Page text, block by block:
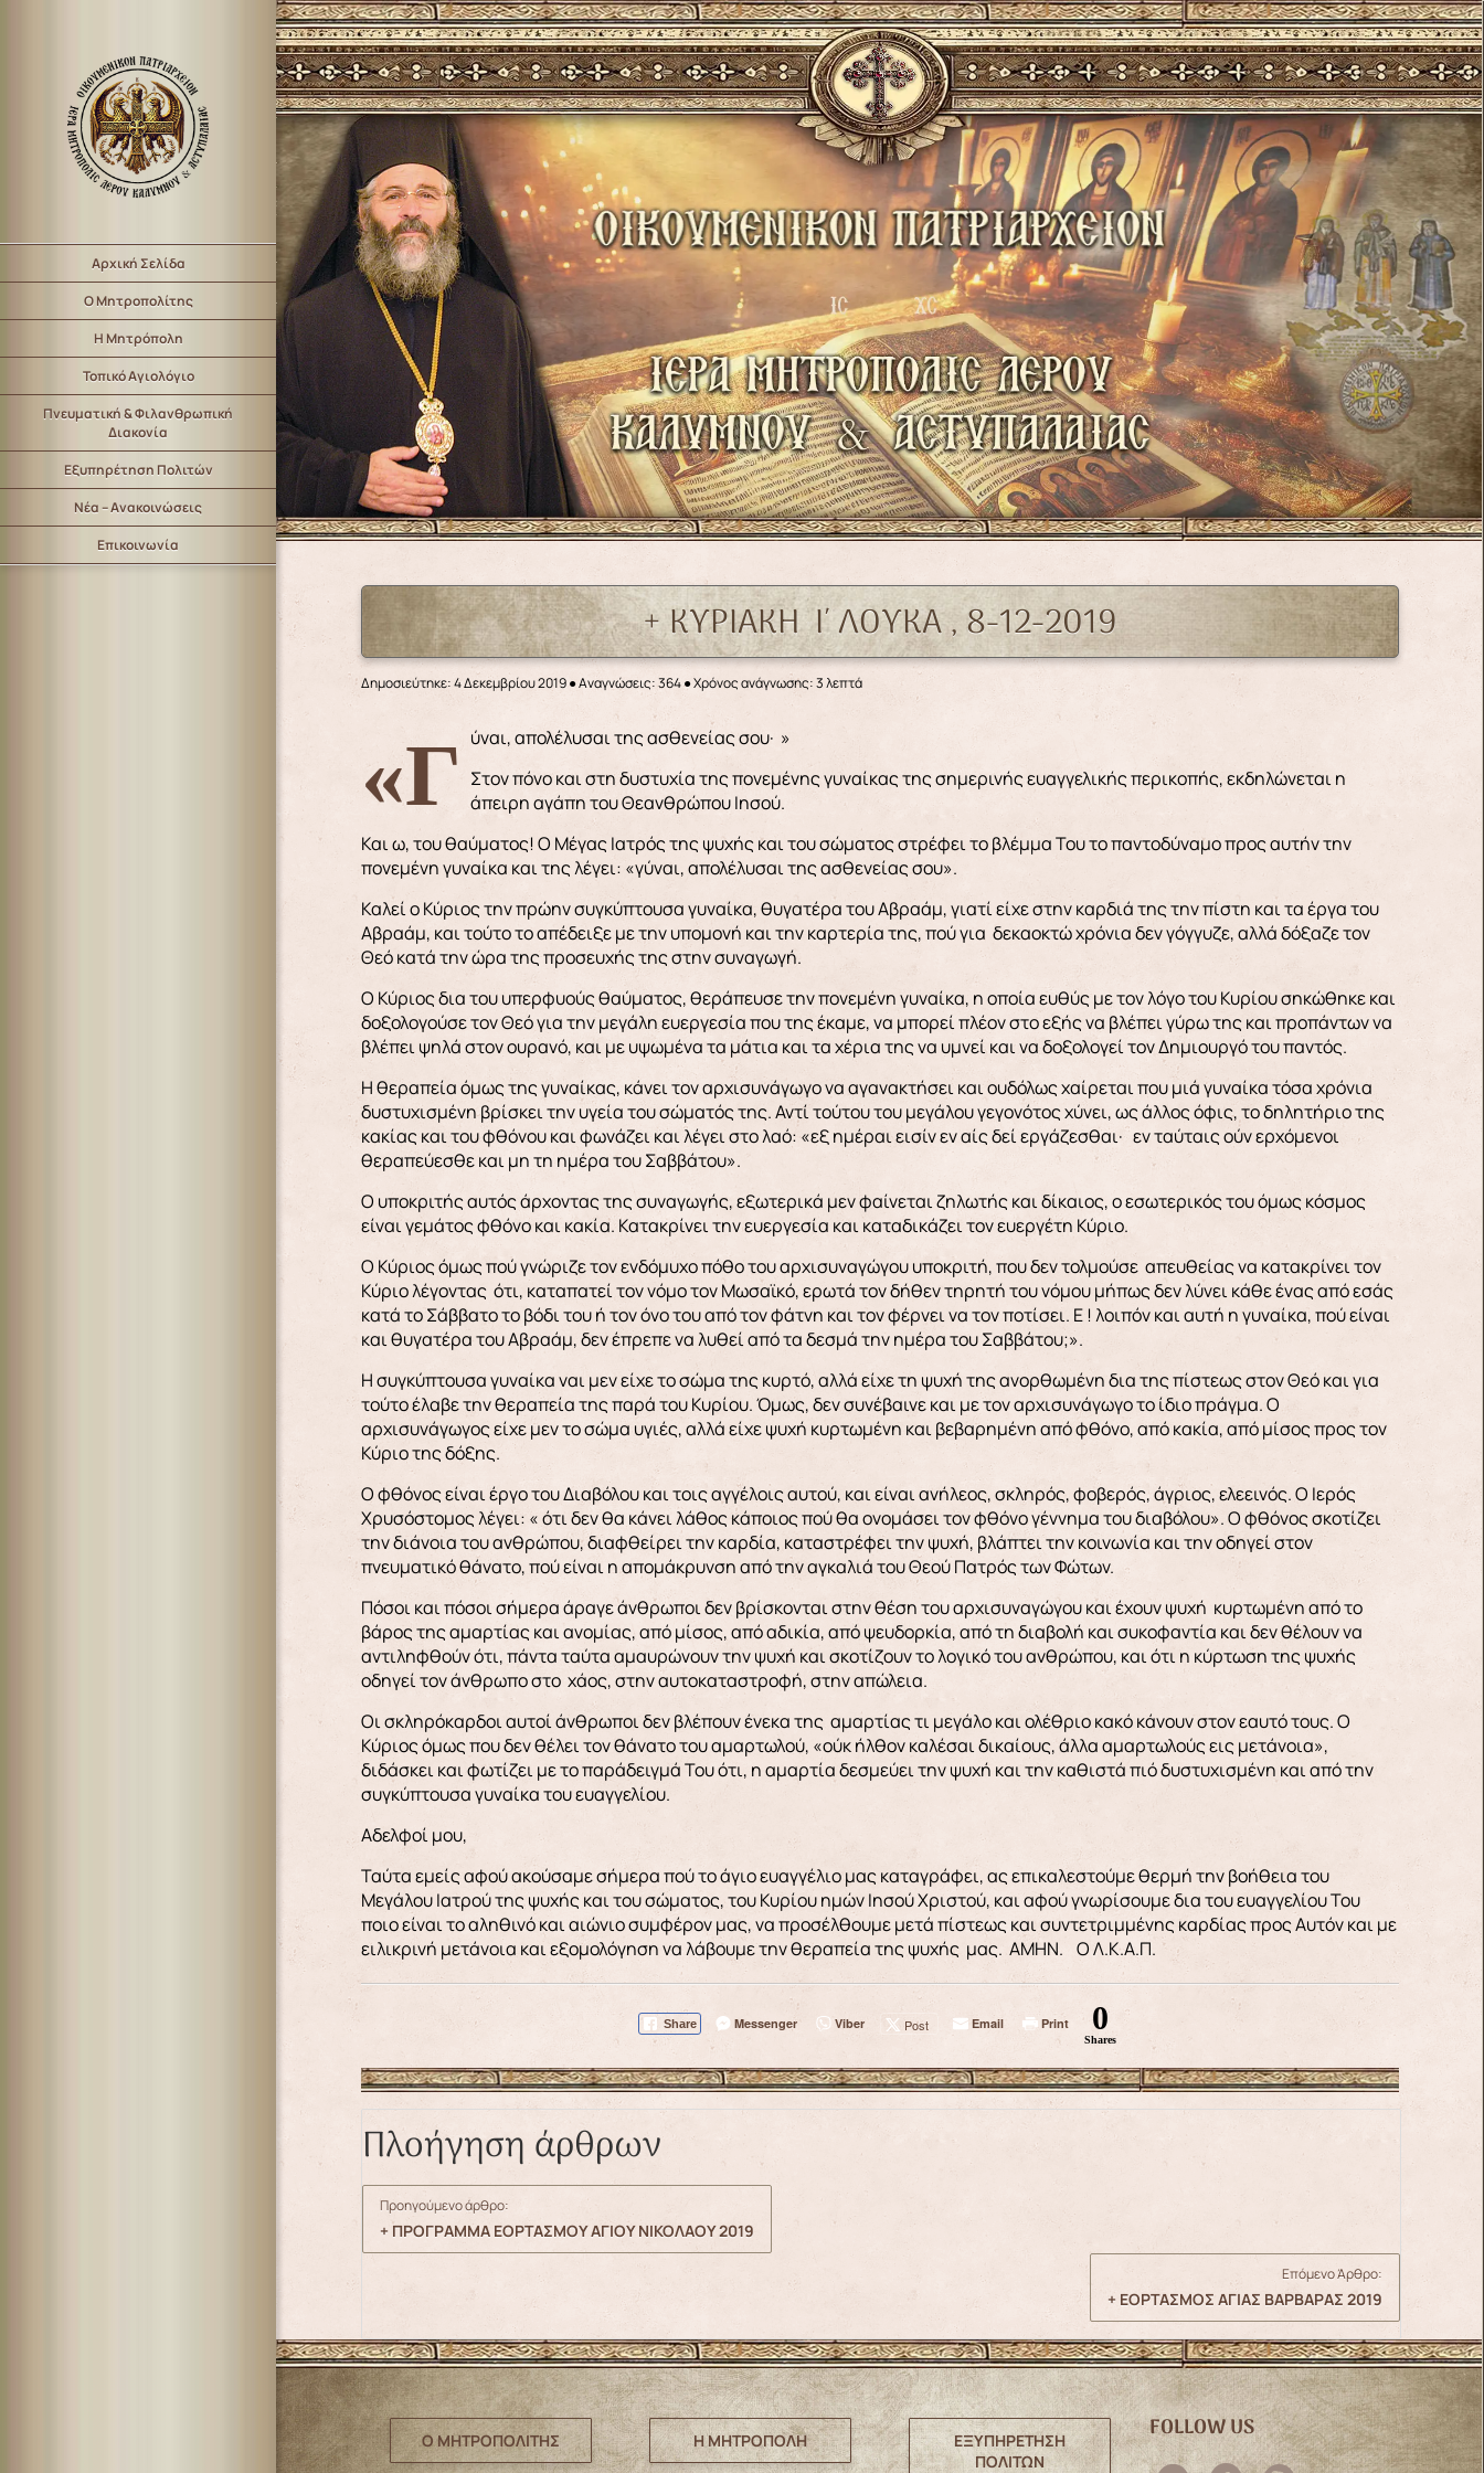
Αρχική Σελίδα
Ο Μητροπολίτης
Η Μητρόπολη
Τοπικό Αγιολόγιο
Πνευματική & Φιλανθρωπική
Διακονία
Εξυπηρέτηση Πολιτών
Νέα – Ανακοινώσεις
Επικοινωνία
+ ΚΥΡΙΑΚΗ Ι΄ ΛΟΥΚΑ , 8-12-2019
Δημοσιεύτηκε: 4 Δεκεμβρίου 2019●Αναγνώσεις: 364● Χρόνος ανάγνωσης: 3 λεπτά
«Γύναι, απολέλυσαι της ασθενείας σου·»
Στον πόνο και στη δυστυχία της πονεμένης γυναίκας της σημερινής ευαγγελικής περικοπής, εκδηλώνεται η
άπειρη αγάπη του Θεανθρώπου Ιησού.
Και ω, του θαύματος! Ο Μέγας Ιατρός της ψυχής και του σώματος στρέφει το βλέμμα Του το παντοδύναμο προς αυτήν την
πονεμένη γυναίκα και της λέγει: «γύναι, απολέλυσαι της ασθενείας σου».
Καλεί ο Κύριος την πρώην συγκύπτουσα γυναίκα, θυγατέρα του Αβραάμ, γιατί είχε στην καρδιά της την πίστη και τα έργα του
Αβραάμ, και τούτο το απέδειξε με την υπομονή και την καρτερία της, πού για δεκαοκτώ χρόνια δεν γόγγυζε, αλλά δόξαζε τον
Θεό κατά την ώρα της προσευχής της στην συναγωγή.
Ο Κύριος δια του υπερφυούς θαύματος, θεράπευσε την πονεμένη γυναίκα, η οποία ευθύς με τον λόγο του Κυρίου σηκώθηκε και
δοξολογούσε τον Θεό για την μεγάλη ευεργεσία που της έκαμε, να μπορεί πλέον στο εξής να βλέπει γύρω της και προπάντων να
βλέπει ψηλά στον ουρανό, και με υψωμένα τα μάτια και τα χέρια της να υμνεί και να δοξολογεί τον Δημιουργό του παντός.
Η θεραπεία όμως της γυναίκας, κάνει τον αρχισυνάγωγο να αγανακτήσει και ουδόλως χαίρεται που μιά γυναίκα τόσα χρόνια
δυστυχισμένη βρίσκει την υγεία του σώματός της. Αντί τούτου του μεγάλου γεγονότος χύνει, ως άλλος όφις, το δηλητήριο της
κακίας και του φθόνου και φωνάζει και λέγει στο λαό: «εξ ημέραι εισίν εν αίς δεί εργάζεσθαι· εν ταύταις ούν ερχόμενοι
θεραπεύεσθε και μη τη ημέρα του Σαββάτου».
Ο υποκριτής αυτός άρχοντας της συναγωγής, εξωτερικά μεν φαίνεται ζηλωτής και δίκαιος, ο εσωτερικός του όμως κόσμος
είναι γεμάτος φθόνο και κακία. Κατακρίνει την ευεργεσία και καταδικάζει τον ευεργέτη Κύριο.
Ο Κύριος όμως πού γνώριζε τον ενδόμυχο πόθο του αρχισυναγώγου υποκριτή, που δεν τολμούσε απευθείας να κατακρίνει τον
Κύριο λέγοντας ότι, καταπατεί τον νόμο τον Μωσαϊκό, ερωτά τον δήθεν τηρητή του νόμου μήπως δεν λύνει κάθε ένας από εσάς
κατά το Σάββατο το βόδι του ή τον όνο του από τον φάτνη και τον φέρνει να τον ποτίσει. Ε ! λοιπόν και αυτή η γυναίκα, πού είναι
και θυγατέρα του Αβραάμ, δεν έπρεπε να λυθεί από τα δεσμά την ημέρα του Σαββάτου;».
Η συγκύπτουσα γυναίκα ναι μεν είχε το σώμα της κυρτό, αλλά είχε τη ψυχή της ανορθωμένη δια της πίστεως στον Θεό και για
τούτο έλαβε την θεραπεία της παρά του Κυρίου. Όμως, δεν συνέβαινε και με τον αρχισυνάγωγο το ίδιο πράγμα. Ο
αρχισυνάγωγος είχε μεν το σώμα υγιές, αλλά είχε ψυχή κυρτωμένη και βεβαρημένη από φθόνο, από κακία, από μίσος προς τον
Κύριο της δόξης.
Ο φθόνος είναι έργο του Διαβόλου και τοις αγγέλοις αυτού, και είναι ανήλεος, σκληρός, φοβερός, άγριος, ελεεινός. Ο Ιερός
Χρυσόστομος λέγει: « ότι δεν θα κάνει λάθος κάποιος πού θα ονομάσει τον φθόνο γέννημα του διαβόλου». Ο φθόνος σκοτίζει
την διάνοια του ανθρώπου, διαφθείρει την καρδία, καταστρέφει την ψυχή, βλάπτει την κοινωνία και την οδηγεί στον
πνευματικό θάνατο, πού είναι η απομάκρυνση από την αγκαλιά του Θεού Πατρός των Φώτων.
Πόσοι και πόσοι σήμερα άραγε άνθρωποι δεν βρίσκονται στην θέση του αρχισυναγώγου και έχουν ψυχή κυρτωμένη από το
βάρος της αμαρτίας και ανομίας, από μίσος, από αδικία, από ψευδορκία, από τη διαβολή και συκοφαντία και δεν θέλουν να
αντιληφθούν ότι, πάντα ταύτα αμαυρώνουν την ψυχή και σκοτίζουν το λογικό του ανθρώπου, και ότι η κύρτωση της ψυχής
οδηγεί τον άνθρωπο στο χάος, στην αυτοκαταστροφή, στην απώλεια.
Οι σκληρόκαρδοι αυτοί άνθρωποι δεν βλέπουν ένεκα της αμαρτίας τι μεγάλο και ολέθριο κακό κάνουν στον εαυτό τους. Ο
Κύριος όμως που δεν θέλει τον θάνατο του αμαρτωλού, «ούκ ήλθον καλέσαι δικαίους, άλλα αμαρτωλούς εις μετάνοια»,
διδάσκει και φωτίζει με το παράδειγμά Του ότι, η αμαρτία δεσμεύει την ψυχή και την καθιστά πιό δυστυχισμένη και από την
συγκύπτουσα γυναίκα του ευαγγελίου.
Αδελφοί μου,
Ταύτα εμείς αφού ακούσαμε σήμερα πού το άγιο ευαγγέλιο μας καταγράφει, ας επικαλεστούμε θερμή την βοήθεια του
Μεγάλου Ιατρού της ψυχής και του σώματος, του Κυρίου ημών Ιησού Χριστού, και αφού γνωρίσουμε δια του ευαγγελίου Του
ποιο είναι το αληθινό και αιώνιο συμφέρον μας, να προσέλθουμε μετά πίστεως και συντετριμμένης καρδίας προς Αυτόν και με
ειλικρινή μετάνοια και εξομολόγηση να λάβουμε την θεραπεία της ψυχής μας. ΑΜΗΝ. Ο Λ.Κ.Α.Π.
Share Messenger Viber Post Email Print 0
Shares
Πλοήγηση άρθρων
Προηγούμενο άρθρο:
+ ΠΡΟΓΡΑΜΜΑ ΕΟΡΤΑΣΜΟΥ ΑΓΙΟΥ ΝΙΚΟΛΑΟΥ 2019
Επόμενο Άρθρο:
+ ΕΟΡΤΑΣΜΟΣ ΑΓΙΑΣ ΒΑΡΒΑΡΑΣ 2019
Ο ΜΗΤΡΟΠΟΛΙΤΗΣ Η ΜΗΤΡΟΠΟΛΗ
ΕΞΥΠΗΡΕΤΗΣΗ
ΠΟΛΙΤΩΝ
FOLLOW US